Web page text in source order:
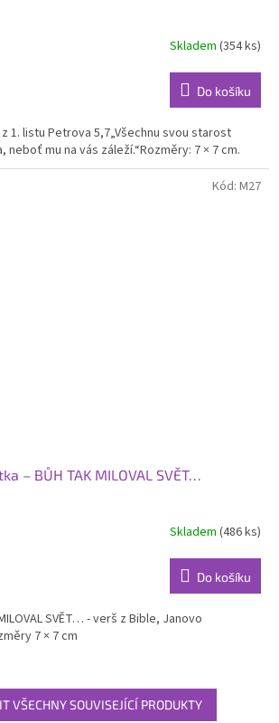
Skladem(354 ks)
Do košíku
1. listu Petrova 5,7„Všechnu svou starost
neboť mu na vás záleží.“Rozměry: 7 × 7 cm.
– BŮH TAK MILOVAL SVĚT…
Skladem (486 ks)
Do košíku
SVĚT… - verš z Bible, Janovo
7 × 7 cm
Kód: M27
VŠECHNY SOUVISEJÍCÍ PRODUKTY